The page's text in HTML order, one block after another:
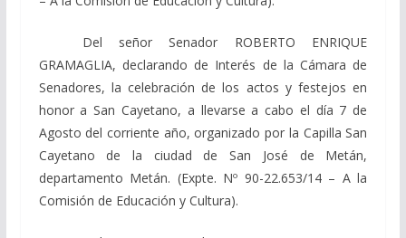
Del señor Senador ROBERTO ENRIQUE
GRAMAGLIA, declarando de Interés de la Cámara de
Senadores, la celebración de los actos y festejos en
honor a San Cayetano, a llevarse a cabo el día 7 de
Agosto del corriente año, organizado por la Capilla San
Cayetano de la ciudad de San José de Metán,
departamento Metán. (Expte. Nº 90-22.653/14 – A la
Comisión de Educación y Cultura).